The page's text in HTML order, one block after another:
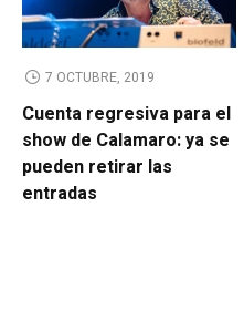
7 OCTUBRE, 2019
Cuenta regresiva para el
show de Calamaro: ya se
pueden retirar las
entradas